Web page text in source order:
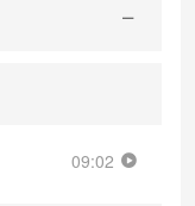
09:02